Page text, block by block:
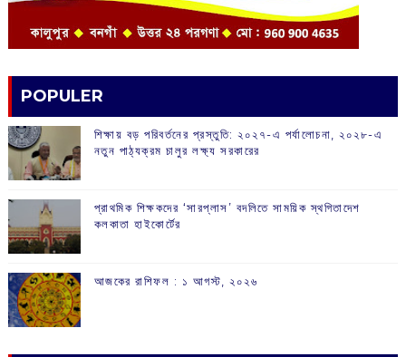
POPULER
শিক্ষায় বড় পরিবর্তনের প্রস্তুতি: ২০২৭-এ পর্যালোচনা, ২০২৮-এ
নতুন পাঠ্যক্রম চালুর লক্ষ্য সরকারের
প্রাথমিক শিক্ষকদের ‘সারপ্লাস’ বদলিতে সাময়িক স্থগিতাদেশ
কলকাতা হাইকোর্টের
আজকের রাশিফল :‌ ‌‌১ আগস্ট, ২০২৬